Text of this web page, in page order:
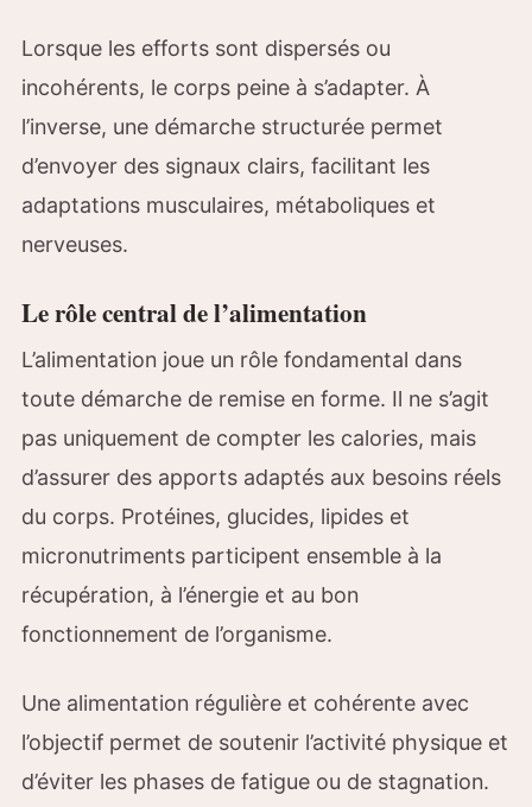
Lorsque les efforts sont dispersés ou
incohérents, le corps peine à s’adapter. À
l’inverse, une démarche structurée permet
d’envoyer des signaux clairs, facilitant les
adaptations musculaires, métaboliques et
nerveuses.
Le rôle central de l’alimentation
L’alimentation joue un rôle fondamental dans
toute démarche de remise en forme. Il ne s’agit
pas uniquement de compter les calories, mais
d’assurer des apports adaptés aux besoins réels
du corps. Protéines, glucides, lipides et
micronutriments participent ensemble à la
récupération, à l’énergie et au bon
fonctionnement de l’organisme.
Une alimentation régulière et cohérente avec
l’objectif permet de soutenir l’activité physique et
d’éviter les phases de fatigue ou de stagnation.